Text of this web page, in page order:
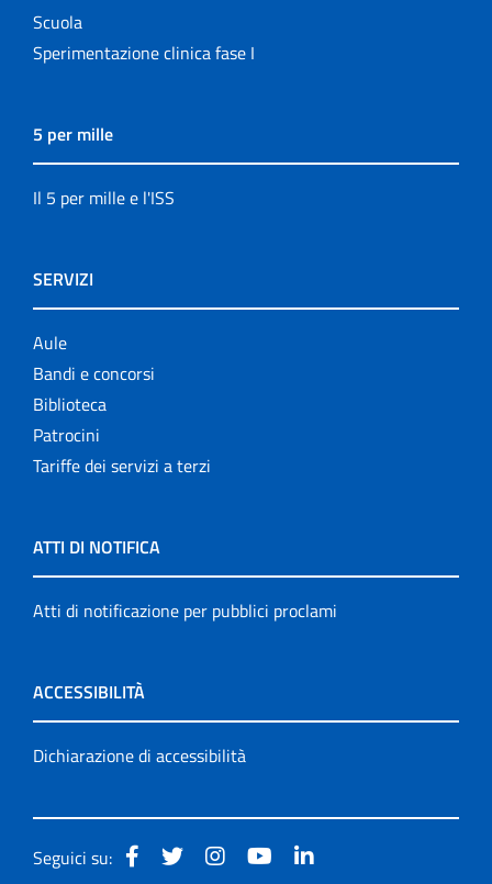
Scuola
Sperimentazione clinica fase I
5 per mille
Il 5 per mille e l'ISS
SERVIZI
Aule
Bandi e concorsi
Biblioteca
Patrocini
Tariffe dei servizi a terzi
ATTI DI NOTIFICA
Atti di notificazione per pubblici proclami
ACCESSIBILITÀ
Dichiarazione di accessibilità
Seguici su: